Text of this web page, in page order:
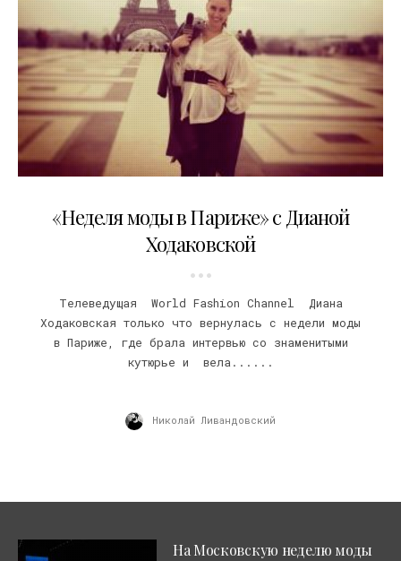
«Неделя моды в Париже» с Дианой
Ходаковской
Телеведущая World Fashion Channel Диана
Ходаковская только что вернулась с недели моды
в Париже, где брала интервью со знаменитыми
кутюрье и вела......
Николай Ливандовский
На Московскую неделю моды